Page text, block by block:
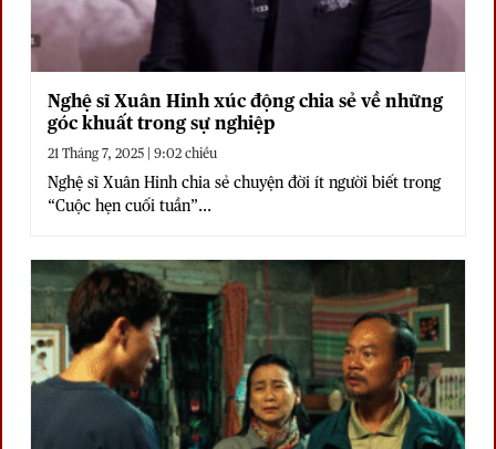
Nghệ sĩ Xuân Hinh xúc động chia sẻ về những
góc khuất trong sự nghiệp
21 Tháng 7, 2025 | 9:02 chiều
Nghệ sĩ Xuân Hinh chia sẻ chuyện đời ít người biết trong
“Cuộc hẹn cuối tuần”...